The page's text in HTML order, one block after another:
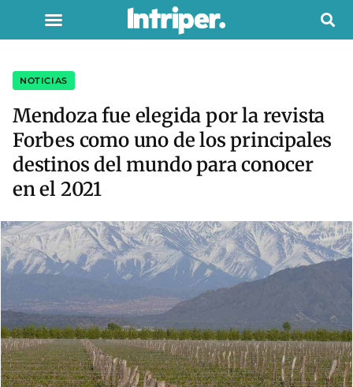
NOTICIAS
Mendoza fue elegida por la revista
Forbes como uno de los principales
destinos del mundo para conocer
en el 2021